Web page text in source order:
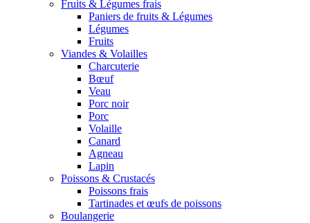
Fruits & Légumes frais
Paniers de fruits & Légumes
Légumes
Fruits
Viandes & Volailles
Charcuterie
Bœuf
Veau
Porc noir
Porc
Volaille
Canard
Agneau
Lapin
Poissons & Crustacés
Poissons frais
Tartinades et œufs de poissons
Boulangerie